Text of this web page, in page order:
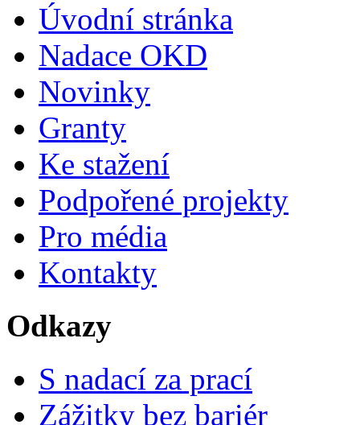
Úvodní stránka
Nadace OKD
Novinky
Granty
Ke stažení
Podpořené projekty
Pro média
Kontakty
Odkazy
S nadací za prací
Zážitky bez bariér